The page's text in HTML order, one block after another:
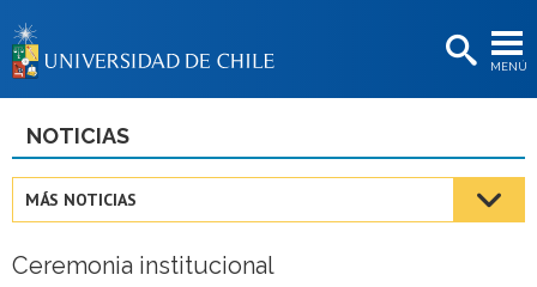
MENÚ
BIBLIOTECAS
Estudiantes
Académicas/os
NOTICIAS
MÁS NOTICIAS
Ceremonia institucional